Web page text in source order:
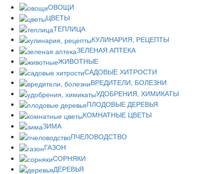
ОВОЩИ
ЦВЕТЫ
ТЕПЛИЦА
КУЛИНАРИЯ, РЕЦЕПТЫ
ЗЕЛЕНАЯ АПТЕКА
ЖИВОТНЫЕ
САДОВЫЕ ХИТРОСТИ
ВРЕДИТЕЛИ, БОЛЕЗНИ
УДОБРЕНИЯ, ХИМИКАТЫ
ПЛОДОВЫЕ ДЕРЕВЬЯ
КОМНАТНЫЕ ЦВЕТЫ
ЗИМА
ПЧЕЛОВОДСТВО
ГАЗОН
СОРНЯКИ
ДЕРЕВЬЯ